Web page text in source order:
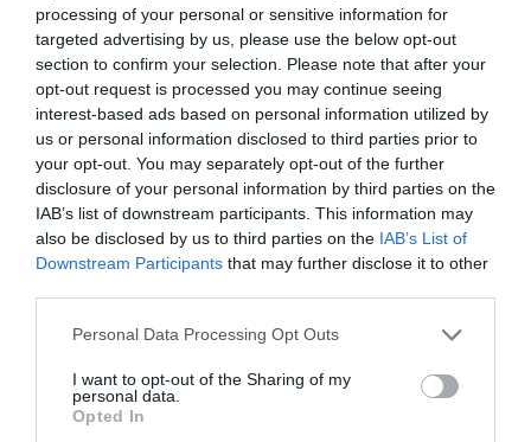
processing of your personal or sensitive information for
targeted advertising by us, please use the below opt-out
section to confirm your selection. Please note that after your
opt-out request is processed you may continue seeing
interest-based ads based on personal information utilized by
us or personal information disclosed to third parties prior to
your opt-out. You may separately opt-out of the further
disclosure of your personal information by third parties on the
IAB’s list of downstream participants. This information may
also be disclosed by us to third parties on the IAB’s List of
Downstream Participants that may further disclose it to other
Please note that this website/app uses one or more Google
not limited to your visit or usage behaviour. You may click to
grant or deny consent to Google and its third-party tags to
use your data for below specified purposes in below Google
Personal Data Processing Opt Outs
I want to opt-out of the Sharing of my
personal data.
Opted In
A KOALA EVOLÚCIÓS MÚLTJA
SOKKAL DRÁMAIBB, MINT A
NYUGODT
EUKALIPTUSZRÁGCSÁLÁS
SUGALLJA
A KORALLZÁTONY NEM CSAK
SZÍNES HALAKBÓL ÁLL: MOST
500 EDDIG ISMERETLEN
LAKÓJÁT MUTATTA MEG
2026-08-06